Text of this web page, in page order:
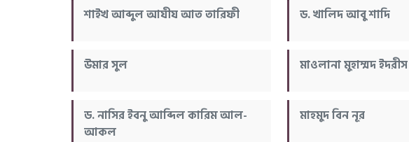
শাইখ আব্দুল আযীয আত তারিফী ড. খালিদ আবু শাদি
উমার সুল মাওলানা মুহাম্মদ
ড. নাসির ইবনু আব্দিল কারিম আল-
আকল
মাহমুদ বিন নূর